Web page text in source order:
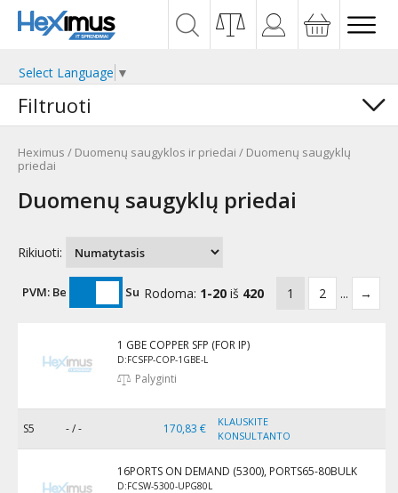
Select Language ▼
Filtruoti
Heximus / Duomenų saugyklos ir priedai / Duomenų saugyklų
priedai
Duomenų saugyklų priedai
Rikiuoti:
PVM: Be Su Rodoma: 1-20 iš 420 1 2 ... →
1 GBE COPPER SFP (FOR IP)
D:FCSFP-COP-1GBE-L
Palyginti
S5 - / - 170,83 €
KLAUSKITE
KONSULTANTO
16PORTS ON DEMAND (5300), PORTS65-80BULK
D:FCSW-5300-UPG80L